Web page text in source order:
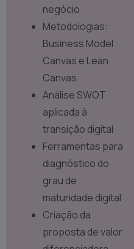
negócio
Metodologias:
Business Model
Canvas e Lean
Canvas
Análise SWOT
aplicada à
transição digital
Ferramentas para
diagnóstico do
grau de
maturidade digital
Criação da
proposta de valor